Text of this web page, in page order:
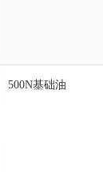
500N基础油